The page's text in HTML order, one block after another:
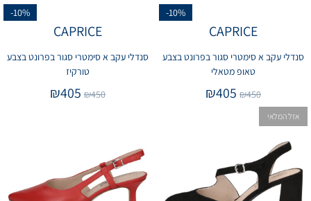
-10%
CAPRICE
סנדלי עקב א סימטרי סגור בפרונט בצבע
טאופ מטאלי
₪450
₪405
-10%
CAPRICE
סנדלי עקב א סימטרי סגור בפרונט בצבע
טורקיז
₪450
₪405
אזל המלאי